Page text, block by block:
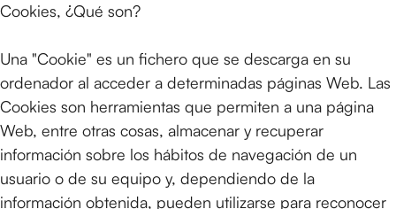
Cookies, ¿Qué son?
Una "Cookie" es un fichero que se descarga en su
ordenador al acceder a determinadas páginas Web. Las
Cookies son herramientas que permiten a una página
Web, entre otras cosas, almacenar y recuperar
información sobre los hábitos de navegación de un
usuario o de su equipo y, dependiendo de la
información obtenida, pueden utilizarse para reconocer